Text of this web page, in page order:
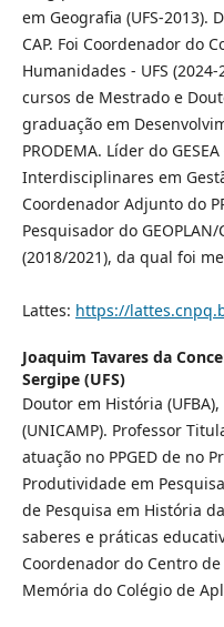
em Geografia (UFS-2013).
CAP. Foi Coordenador do
Humanidades - UFS
cursos de Mestrado e
graduação em
PRODEMA. Líder do
Interdisciplinares em
Coordenador Adjunto do
Pesquisador do
(2018/2021), da qual foi
Lattes: https://
Joaquim Tavares da
Sergipe (UFS)
Doutor em História
(UNICAMP). Professor
atuação no PPGED de no
Produtividade em
de Pesquisa em História
saberes e práticas
Coordenador do Centro
Memória do Colégio de